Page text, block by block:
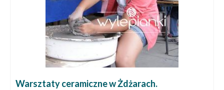
Warsztaty ceramiczne w Żdżarach.